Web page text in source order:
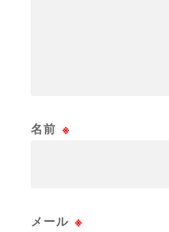
名前 ※
メール ※